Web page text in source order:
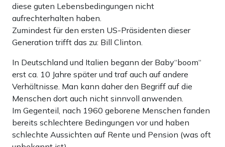
diese guten Lebensbedingungen nicht
aufrechterhalten haben.
Zumindest für den ersten US-Präsidenten dieser
Generation trifft das zu: Bill Clinton.
In Deutschland und Italien begann der Baby“boom“
erst ca. 10 Jahre später und traf auch auf andere
Verhältnisse. Man kann daher den Begriff auf die
Menschen dort auch nicht sinnvoll anwenden.
Im Gegenteil, nach 1960 geborene Menschen fanden
bereits schlechtere Bedingungen vor und haben
schlechte Aussichten auf Rente und Pension (was oft